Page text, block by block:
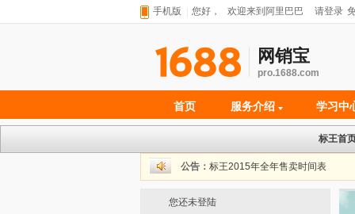
手机版 您好， 欢迎来到阿里巴巴 请登录
网销宝
pro.1688.com
首页 服务介绍 学习中
标王首
公告： 标王2015年全年售卖时间表
您还未登陆